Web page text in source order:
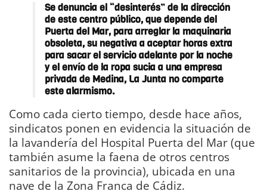
Se denuncia el “desinterés” de la dirección
de este centro público, que depende del
Puerta del Mar, para arreglar la maquinaria
obsoleta, su negativa a aceptar horas extra
para sacar el servicio adelante por la noche
y el envío de la ropa sucia a una empresa
privada de Medina, La Junta no comparte
este alarmismo.
Como cada cierto tiempo, desde hace años,
sindicatos ponen en evidencia la situación de
la lavandería del Hospital Puerta del Mar (que
también asume la faena de otros centros
sanitarios de la provincia), ubicada en una
nave de la Zona Franca de Cádiz.